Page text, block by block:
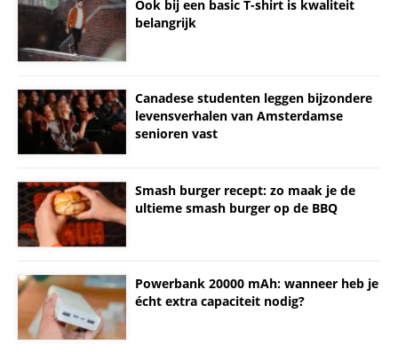
Ook bij een basic T-shirt is kwaliteit
belangrijk
Canadese studenten leggen bijzondere
levensverhalen van Amsterdamse
senioren vast
Smash burger recept: zo maak je de
ultieme smash burger op de BBQ
Powerbank 20000 mAh: wanneer heb je
écht extra capaciteit nodig?